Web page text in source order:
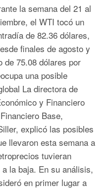
la semana del 21 al
el WTI tocó un
de 82.36 dólares,
finales de agosto y
de 75.08 dólares por
una posible
La directora de
y Financiero
Base,
explicó las posibles
llevaron esta semana a
tuvieran
la baja. En su análisis,
en primer lugar a